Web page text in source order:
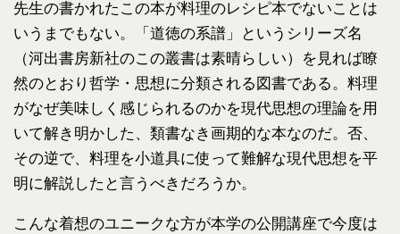
先生の書かれたこの本が料理のレシピ本でないことは
いうまでもない。「道徳の系譜」というシリーズ名
（河出書房新社のこの叢書は素晴らしい）を見れば瞭
然のとおり哲学・思想に分類される図書である。料理
がなぜ美味しく感じられるのかを現代思想の理論を用
いて解き明かした、類書なき画期的な本なのだ。否、
その逆で、料理を小道具に使って難解な現代思想を平
明に解説したと言うべきだろうか。
こんな着想のユニークな方が本学の公開講座で今度は